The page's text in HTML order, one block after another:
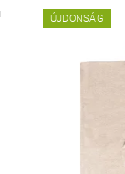
ÚJDONSÁG